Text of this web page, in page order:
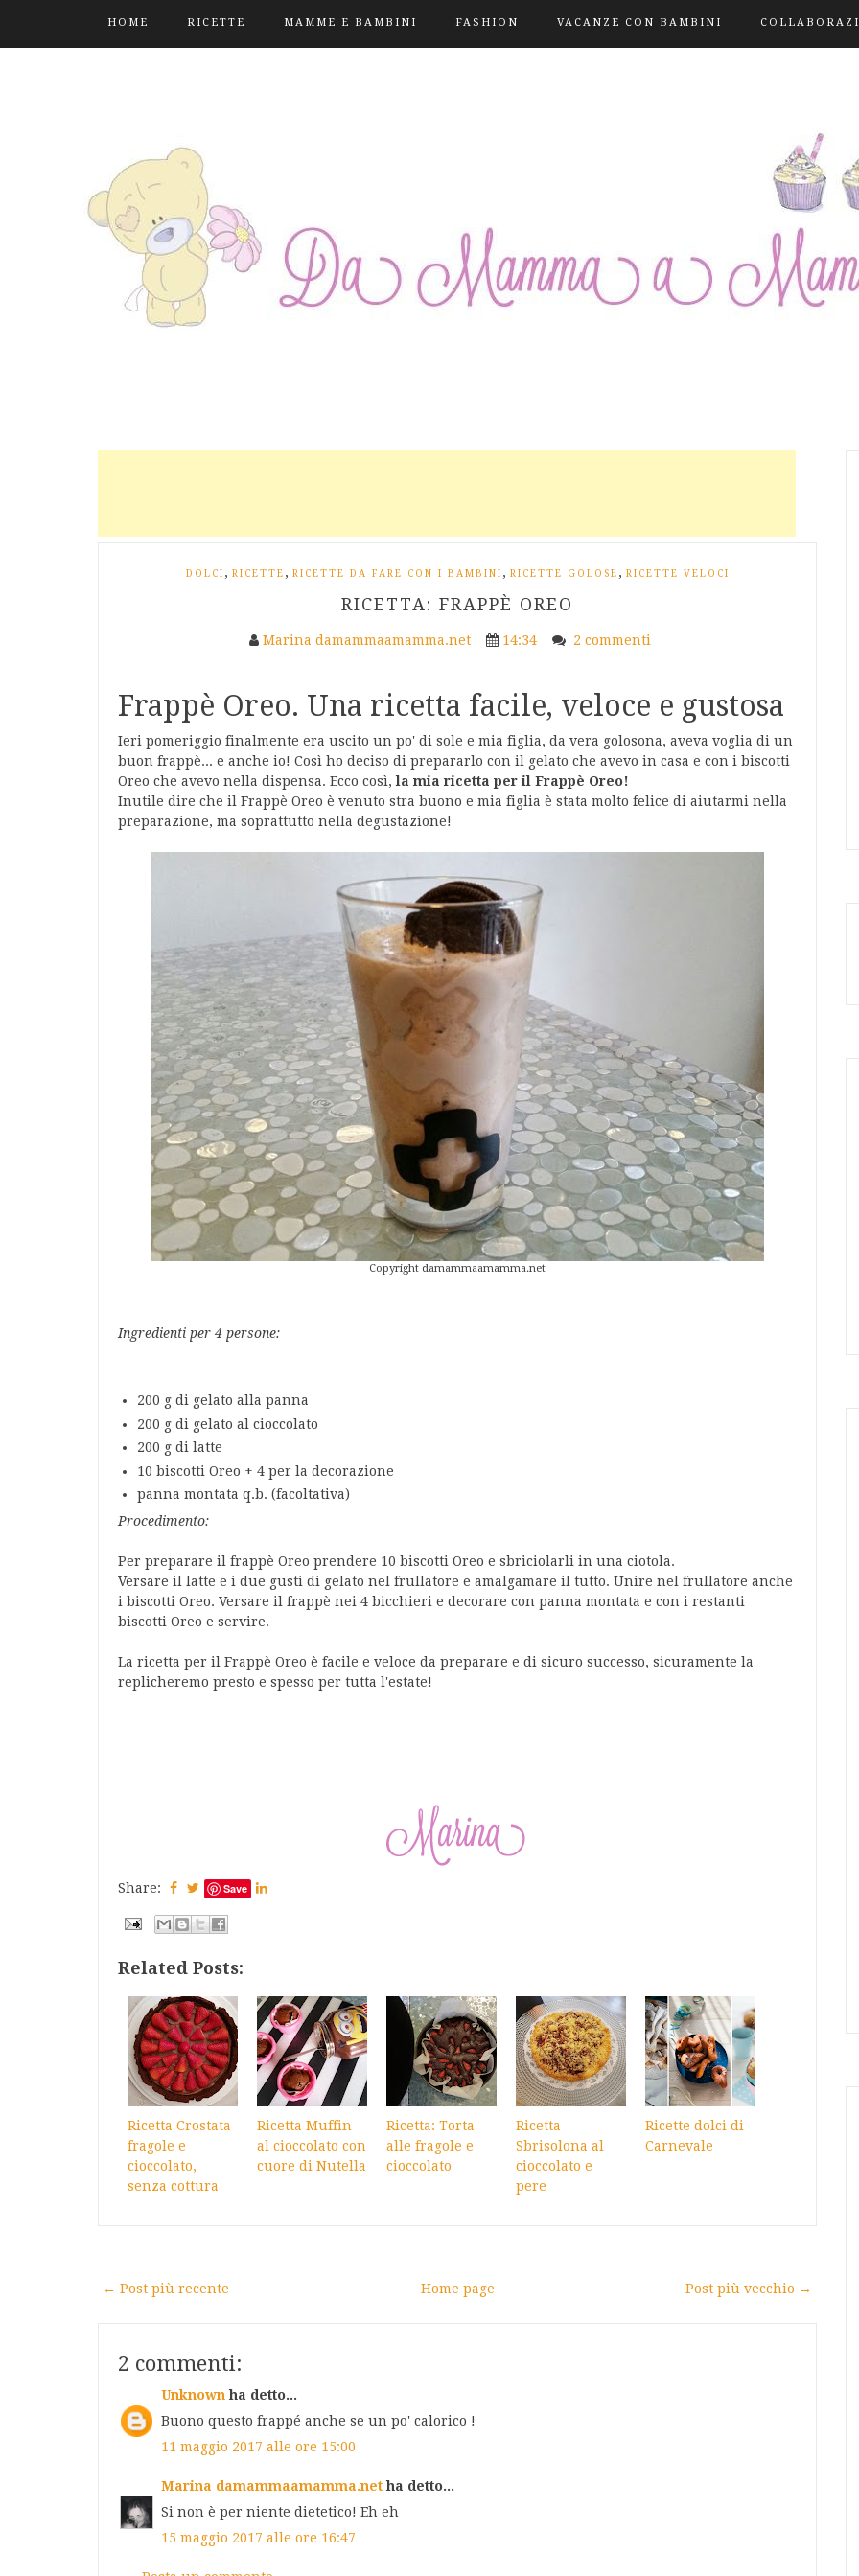
HOME RICETTE MAMME E BAMBINI FASHION VACANZE CON BAMBINI
DOLCI , RICETTE , RICETTE DA FARE CON I BAMBINI , RICETTE GOLOSE , RICETTE VELOCI
RICETTA: FRAPPÈ OREO
Marina damammaamamma.net 14:34 2 commenti
Frappè Oreo. Una ricetta facile, veloce e gustosa
Ieri pomeriggio finalmente era uscito un po' di sole e mia figlia, da vera golosona, aveva voglia di un
buon frappè... e anche io! Così ho deciso di prepararlo con il gelato che avevo in casa e con i biscotti
Oreo che avevo nella dispensa. Ecco così,la mia ricetta per il Frappè Oreo!
Inutile dire che il Frappè Oreo è venuto stra buono e mia figlia è stata molto felice di aiutarmi nella
preparazione, ma soprattutto nella degustazione!
Copyright damammaamamma.net
Ingredienti per 4 persone:
200 g di gelato alla panna
200 g di gelato al cioccolato
200 g di latte
10 biscotti Oreo + 4 per la decorazione
panna montata q.b. (facoltativa)
Procedimento:
Per preparare il frappè Oreo prendere 10 biscotti Oreo e sbriciolarli in una ciotola.
Versare il latte e i due gusti di gelato nel frullatore e amalgamare il tutto. Unire nel frullatore anche
i biscotti Oreo. Versare il frappè nei 4 bicchieri e decorare con panna montata e con i restanti
biscotti Oreo e servire.
La ricetta per il Frappè Oreo è facile e veloce da preparare e di sicuro successo, sicuramente la
replicheremo presto e spesso per tutta l'estate!
Share: Save
Related Posts:
Ricetta Crostata
fragole e
cioccolato,
senza cottura
Ricetta Muffin
al cioccolato con
cuore di Nutella
Ricetta: Torta
alle fragole e
cioccolato
Ricetta
Sbrisolona al
cioccolato e
pere
Ricette dolci di
Carnevale
← Post più recente Post più vecchio →
Home page
2 commenti:
Unknown ha detto...
Buono questo frappé anche se un po' calorico !
11 maggio 2017 alle ore 15:00
Marina damammaamamma.netha detto...
Si non è per niente dietetico! Eh eh
15 maggio 2017 alle ore 16:47